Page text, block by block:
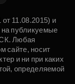
11.08.2015) и
публикуемые
Любая
сайте, носит
и ни при каких
определяемой